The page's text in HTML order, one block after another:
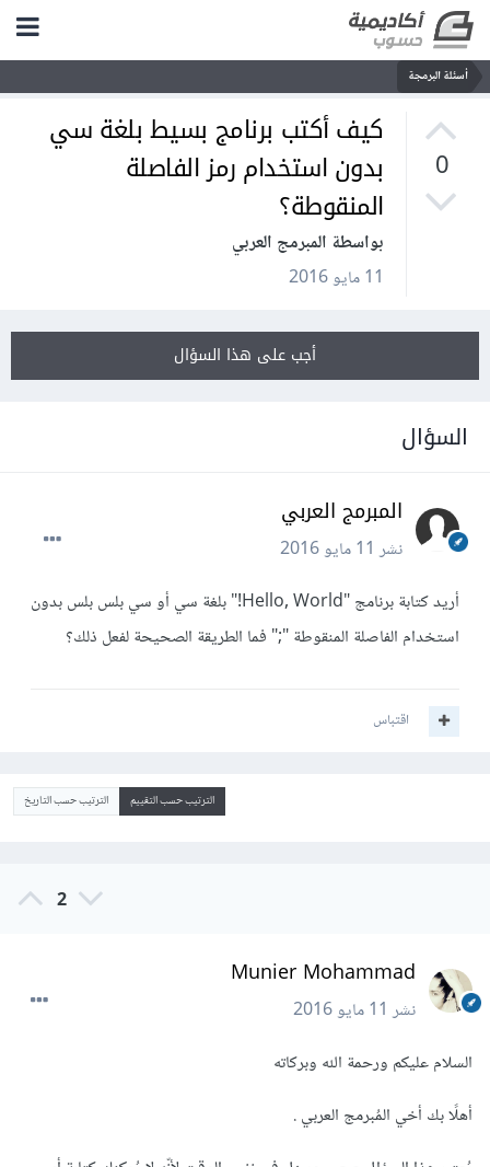
أسئلة البرمجة
0
كيف أكتب برنامج بسيط بلغة سي
بدون استخدام رمز الفاصلة
المنقوطة؟
بواسطة المبرمج العربي
11 مايو 2016
أجب على هذا السؤال
السؤال
المبرمج العربي
نشر11 مايو 2016
أريد كتابة برنامج "Hello, World!" بلغة سي أو سي بلس بلس بدون
استخدام الفاصلة المنقوطة ";" فما الطريقة الصحيحة لفعل ذلك؟
اقتباس
الترتيب حسب التقييم الترتيب حسب التاريخ
2
Munier Mohammad
نشر11 مايو 2016
السلام عليكم ورحمة الله وبركاته
أهلًا بك أخي المُبرمج العربي .